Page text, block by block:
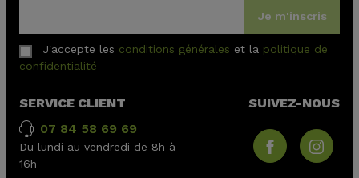
Je m'inscris
J'accepte les conditions générales et la politique de
confidentialité
SERVICE CLIENT
07 84 58 69 69
Du lundi au vendredi de 8h à
16h
SUIVEZ-NOUS